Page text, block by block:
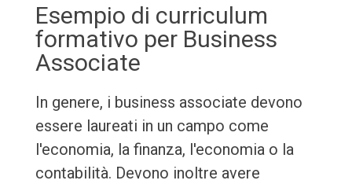
Esempio di curriculum
formativo per Business
Associate
In genere, i business associate devono
essere laureati in un campo come
l'economia, la finanza, l'economia o la
contabilità. Devono inoltre avere